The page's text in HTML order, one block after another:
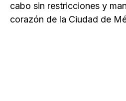
cabo sin restricciones y
corazón de la Ciudad de